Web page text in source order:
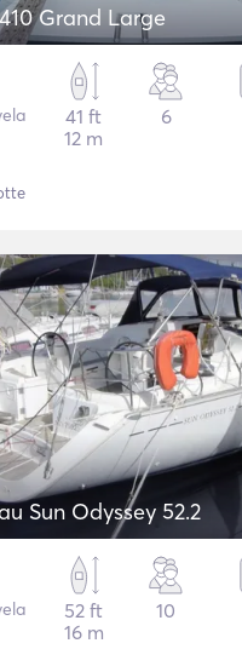
Grand Large
41 ft
12 m
6
Jeanneau Sun Odyssey 52.2
52 ft
16 m
10